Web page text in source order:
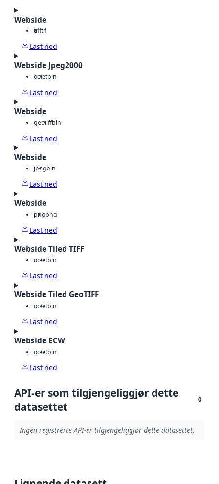
Webside
tifftif
Last ned
Webside Jpeg2000
octetbin
Last ned
Webside
geotiffbin
Last ned
Webside
jpegbin
Last ned
Webside
pngpng
Last ned
Webside Tiled TIFF
octetbin
Last ned
Webside Tiled GeoTIFF
octetbin
Last ned
Webside ECW
octetbin
Last ned
API-er som tilgjengeliggjør dette
datasettet
0
Ingen registrerte API-er tilgjengeliggjør dette datasettet.